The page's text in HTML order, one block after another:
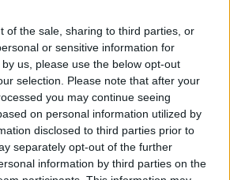
of the sale, sharing to third parties, or
or sensitive information for
us, please use the below opt-out
selection. Please note that after your
you may continue seeing
on personal information utilized by
disclosed to third parties prior to
separately opt-out of the further
information by third parties on the